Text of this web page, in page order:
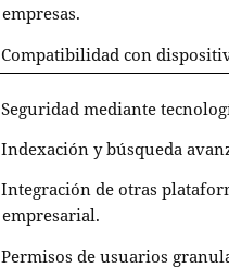
empresas.
Compatibilidad con
Seguridad mediante
Indexación y búsqueda
Integración de otras
empresarial.
Permisos de usuarios